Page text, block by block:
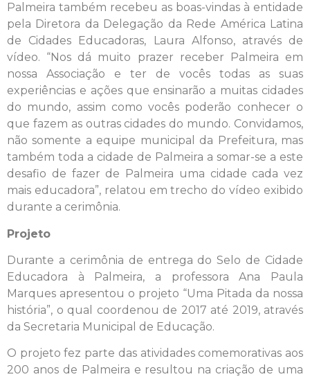
Palmeira também recebeu as boas-vindas à entidade
pela Diretora da Delegação da Rede América Latina
de Cidades Educadoras, Laura Alfonso, através de
vídeo. “Nos dá muito prazer receber Palmeira em
nossa Associação e ter de vocês todas as suas
experiências e ações que ensinarão a muitas cidades
do mundo, assim como vocês poderão conhecer o
que fazem as outras cidades do mundo. Convidamos,
não somente a equipe municipal da Prefeitura, mas
também toda a cidade de Palmeira a somar-se a este
desafio de fazer de Palmeira uma cidade cada vez
mais educadora”, relatou em trecho do vídeo exibido
durante a cerimônia.
Projeto
Durante a cerimônia de entrega do Selo de Cidade
Educadora à Palmeira, a professora Ana Paula
Marques apresentou o projeto “Uma Pitada da nossa
história”, o qual coordenou de 2017 até 2019, através
da Secretaria Municipal de Educação.
O projeto fez parte das atividades comemorativas aos
200 anos de Palmeira e resultou na criação de uma